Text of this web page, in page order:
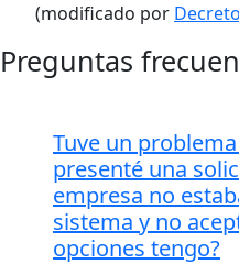
(modificado por
Preguntas
Tuve un
presenté una
empresa no
sistema y no
opciones tengo?